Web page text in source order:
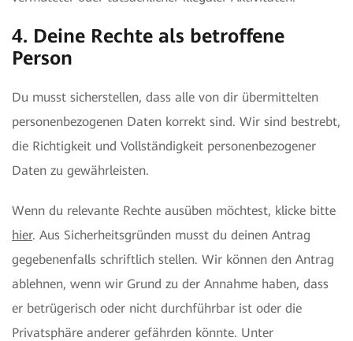
4. Deine Rechte als betroffene
Person
Du musst sicherstellen, dass alle von dir übermittelten
personenbezogenen Daten korrekt sind. Wir sind bestrebt,
die Richtigkeit und Vollständigkeit personenbezogener
Daten zu gewährleisten.
Wenn du relevante Rechte ausüben möchtest, klicke bitte
hier. Aus Sicherheitsgründen musst du deinen Antrag
gegebenenfalls schriftlich stellen. Wir können den Antrag
ablehnen, wenn wir Grund zu der Annahme haben, dass
er betrügerisch oder nicht durchführbar ist oder die
Privatsphäre anderer gefährden könnte. Unter